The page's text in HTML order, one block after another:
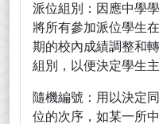
派位組別：因應中學
將所有參加派位學生
期的校內成績調整和
組別，以便決定學生
隨機編號：用以決定
位的次序，如某一所